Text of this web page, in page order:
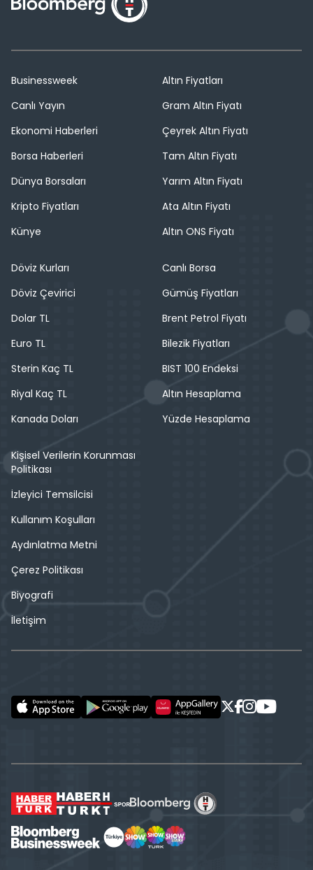
Businessweek
Canlı Yayın
Ekonomi Haberleri
Borsa Haberleri
Dünya Borsaları
Kripto Fiyatları
Künye
Altın Fiyatları
Gram Altın Fiyatı
Çeyrek Altın Fiyatı
Tam Altın Fiyatı
Yarım Altın Fiyatı
Ata Altın Fiyatı
Altın ONS Fiyatı
Döviz Kurları
Döviz Çevirici
Dolar TL
Euro TL
Sterin Kaç TL
Riyal Kaç TL
Kanada Doları
Canlı Borsa
Gümüş Fiyatları
Brent Petrol Fiyatı
Bilezik Fiyatları
BIST 100 Endeksi
Altın Hesaplama
Yüzde Hesaplama
Kişisel Verilerin Korunması
Politikası
İzleyici Temsilcisi
Kullanım Koşulları
Aydınlatma Metni
Çerez Politikası
Biyografi
İletişim